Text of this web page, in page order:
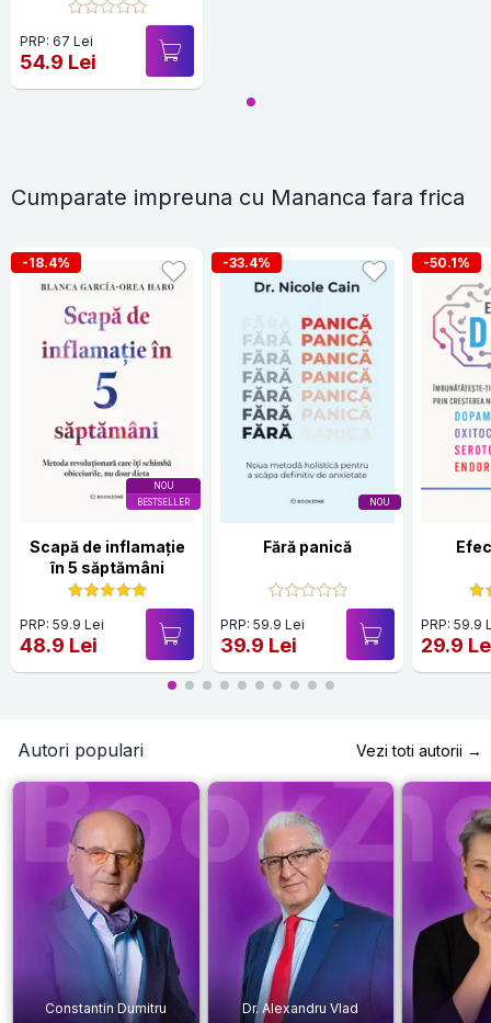
PRP: 67 Lei
54.9 Lei
Cumparate impreuna cu Mananca fara frica
NOU
BESTSELLER
-18.4%
Scapă de inflamație
în 5 săptămâni
PRP: 59.9 Lei
48.9 Lei
NOU
-33.4%
Fără panică
PRP: 59.9 Lei
39.9 Lei
-50.1%
PRP: 59.9
29.9
Autori populari Vezi toti autorii →
Constantin Dumitru
Dr. Alexandru Vlad